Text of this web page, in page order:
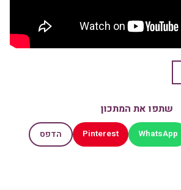
שתפו את המתכון
WhatsApp
Pinterest הדפס